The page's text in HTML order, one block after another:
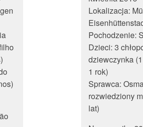
Lokalizacja:
Pochodzenie:
Dzieci: 3
dziewczynka
1 rok)
Sprawca:
rozwiedziony
lat)